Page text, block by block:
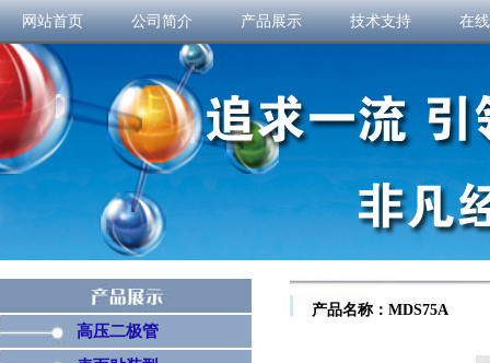
网站首页 公司简介 产品展示 技术支持 在
高压二极管
产品名称：MDS75A